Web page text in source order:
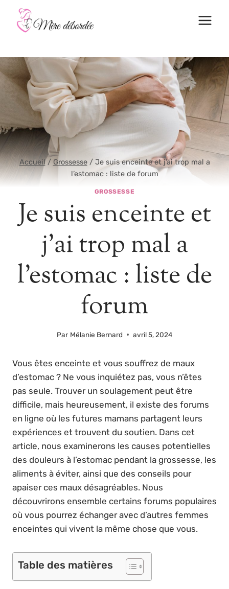
contenu
Accueil / Grossesse / Je suis enceinte et j’ai trop mal a
l’estomac : liste de forum
GROSSESSE
Je suis enceinte et
j’ai trop mal a
l’estomac : liste de
forum
Par Mélanie Bernard avril 5, 2024
Vous êtes enceinte et vous souffrez de maux
d’estomac ? Ne vous inquiétez pas, vous n’êtes
pas seule. Trouver un soulagement peut être
difficile, mais heureusement, il existe des forums
en ligne où les futures mamans partagent leurs
expériences et trouvent du soutien. Dans cet
article, nous examinerons les causes potentielles
des douleurs à l’estomac pendant la grossesse, les
aliments à éviter, ainsi que des conseils pour
apaiser ces maux désagréables. Nous
découvrirons ensemble certains forums populaires
où vous pourrez échanger avec d’autres femmes
enceintes qui vivent la même chose que vous.
Table des matières